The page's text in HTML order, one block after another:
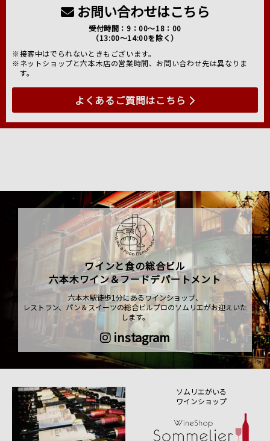
お問い合わせはこちら
受付時間：9：00～18：00
（13:00～14:00を除く）
※接客中はでられないときもございます。
※ネットショップと六本木店の営業時間、お問い合わせ先は異なりま
す。
よくあるご質問はこちら
ワインと食の総合ビル
六本木ワイン＆フードデパートメント
六本木駅徒歩1分にあるワインショップ、
レストラン、パン＆スイーツの総合ビルプロのソムリエがお迎えいた
します。
instagram
ソムリエがいる
ワインショップ